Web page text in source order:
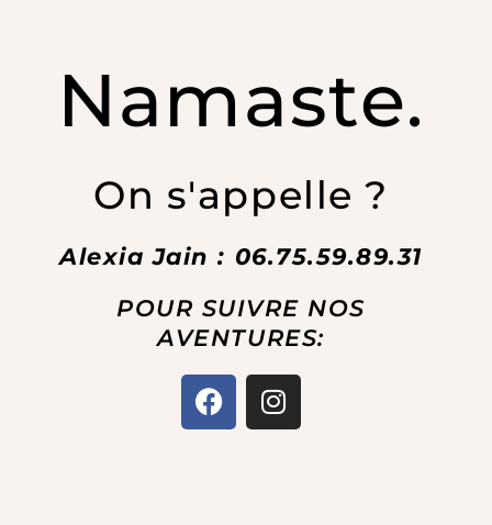
Namaste.
On s'appelle ?
Alexia Jain : 06.75.59.89.31
POUR SUIVRE NOS
AVENTURES:
F
a
I
n